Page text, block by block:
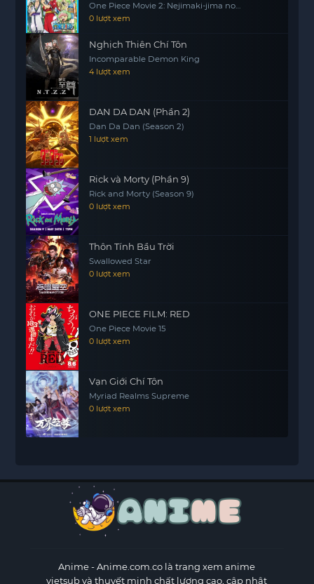
One Piece Movie 2: Nejimaki-jima no
Daibouken, One Piece: Nejimakijima no
Bouken, One Piece: Nejimaki Shima no
0 lượt xem
Nghịch Thiên Chí Tôn
Incomparable Demon King
4 lượt xem
DAN DA DAN (Phần 2)
Dan Da Dan (Season 2)
1 lượt xem
Rick và Morty (Phần 9)
Rick and Morty (Season 9)
0 lượt xem
Thôn Tính Bầu Trời
Swallowed Star
0 lượt xem
ONE PIECE FILM: RED
One Piece Movie 15
0 lượt xem
Vạn Giới Chí Tôn
Myriad Realms Supreme
0 lượt xem
Anime- Anime.com.co là trang xem anime
vietsub và thuyết minh chất lượng cao, cập nhật